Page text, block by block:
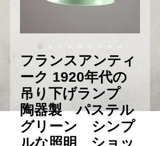
フランスアンティ
ーク 1920年代の
吊り下げランプ
陶器製 パステル
グリーン シンプ
ルな照明 ショッ